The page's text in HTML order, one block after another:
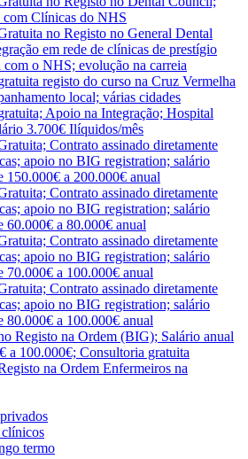
com Clínicas do NHS
no Registo no General Dental
em rede de clínicas de prestígio
com o NHS; evolução na carreia
registo do curso na Cruz Vermelha
local; várias cidades
Apoio na Integração; Hospital
3.700€ Ilíquidos/mês
Contrato assinado diretamente
apoio no BIG registration; salário
150.000€ a 200.000€ anual
Contrato assinado diretamente
apoio no BIG registration; salário
60.000€ a 80.000€ anual
Contrato assinado diretamente
apoio no BIG registration; salário
70.000€ a 100.000€ anual
Contrato assinado diretamente
apoio no BIG registration; salário
80.000€ a 100.000€ anual
Registo na Ordem (BIG); Salário anual
a 100.000€; Consultoria gratuita
na Ordem Enfermeiros na
termo